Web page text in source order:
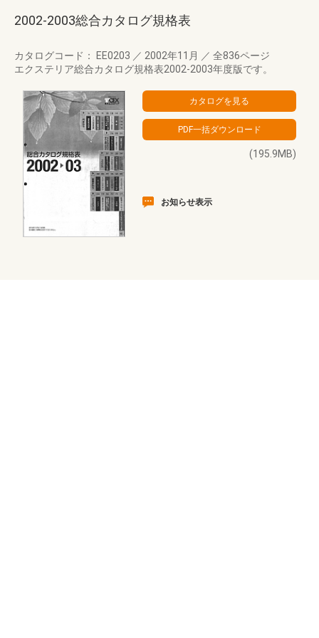
2002-2003総合カタログ規格表
カタログコード： EE0203 ／ 2002年11月 ／ 全836ページ
エクステリア総合カタログ規格表2002-2003年度版です。
(195.9MB)
お知らせ表示